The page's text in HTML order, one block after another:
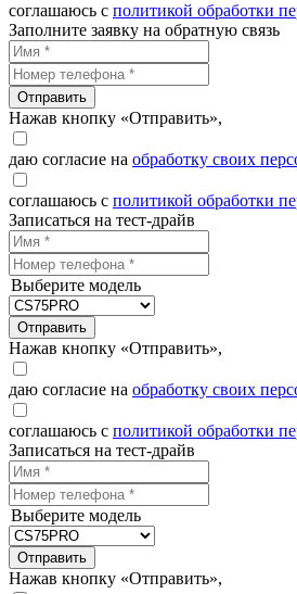
соглашаюсь с политикой обработки
Заполните заявку на обратную связь
Отправить
Нажав кнопку «Отправить»,
даю согласие на обработку своих
соглашаюсь с политикой обработки
Записаться на тест-драйв
Выберите модель
Отправить
Нажав кнопку «Отправить»,
даю согласие на обработку своих
соглашаюсь с политикой обработки
Записаться на тест-драйв
Выберите модель
Отправить
Нажав кнопку «Отправить»,